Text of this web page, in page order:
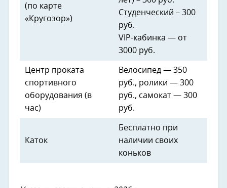
(по карте
«Кругозор»)
Студенческий – 300
руб.
VIP-кабинка — от
3000 руб.
Центр проката
спортивного
оборудования (в
час)
Велосипед — 350
руб., ролики — 300
руб., самокат — 300
руб.
Каток
Бесплатно при
наличии своих
коньков